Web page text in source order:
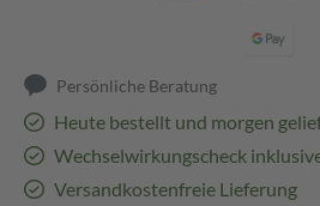
Persönliche Beratung
Heute bestellt und morgen
Wechselwirkungscheck
Versandkostenfreie Lieferung